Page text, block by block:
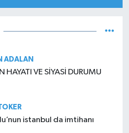
ADALAN
HAYATI VE SİYASİ DURUMU
istanbul da imtihanı